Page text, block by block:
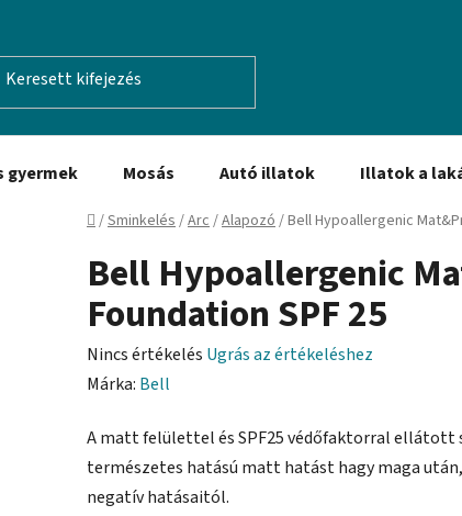
gyermek Mosás Autó illatok Illatok a
Kezdőlap
/Sminkelés/Arc/Alapozó/Bell Hypoallergenic
Bell Hypoallergenic
Foundation SPF 25
A
termék
értékelése
5-
ből
Nincs értékelés Ugrás az értékeléshez
Márka: Bell
A matt felülettel és SPF25 védőfaktorral ellátott
természetes hatású matt hatást hagy maga után,
negatív hatásaitól.